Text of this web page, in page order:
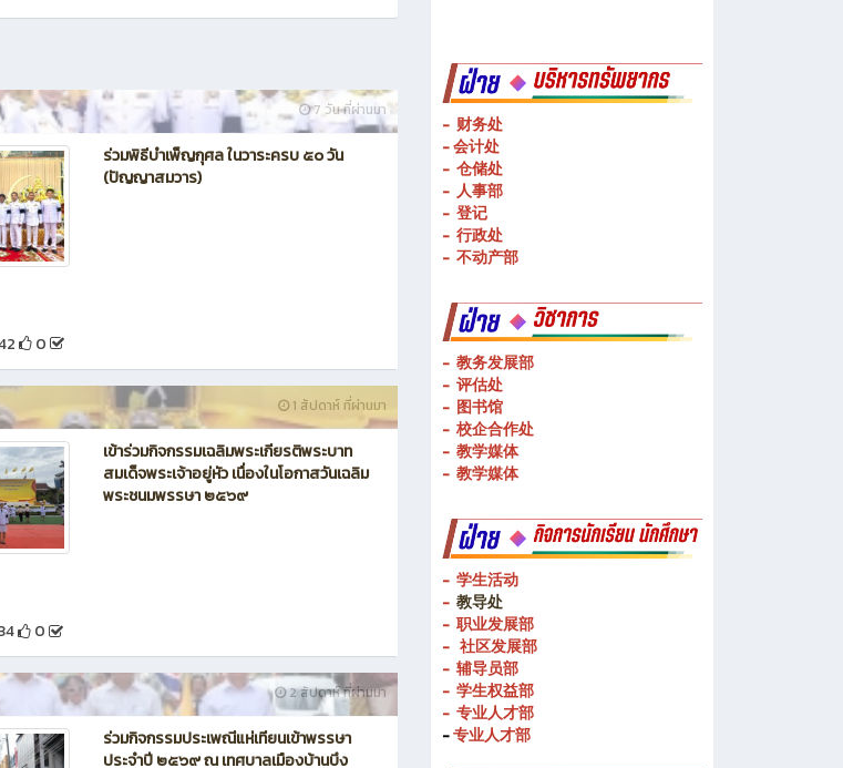
of Drone วิทยาลัยเทคนิคชลบุรี
0
0
-公共理论科
- 财务处
- 会计处
- 仓储处
- 登记
- 行政处
- 不动产部
- 教务发展部
- 评估处
- 校企合作处
- 教学媒体
- 教学媒体
- 学生活动
- 教导处
- 职业发展部
-社区发展部